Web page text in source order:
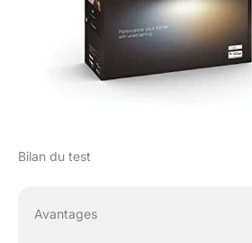
Bilan du test
Avantages